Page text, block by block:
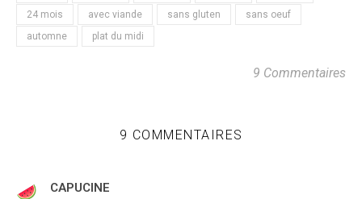
24 mois
avec viande sans gluten
sans oeuf
automne
plat du midi
9 Commentaires
9 COMMENTAIRES
CAPUCINE